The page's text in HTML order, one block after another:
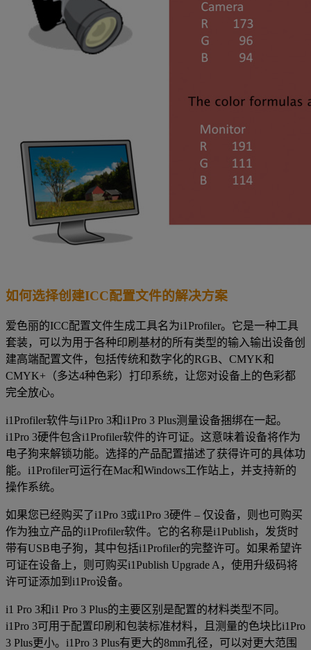
如何选择创建ICC配置文件的解决方案
爱色丽的ICC配置文件生成工具名为i1Profiler。它是一种工具
套装，可以为用于各种印刷基材的所有类型的输入输出设备创
建高端配置文件，包括传统和数字化的RGB、CMYK和
CMYK+（多达4种色彩）打印系统，让您对设备上的色彩都
完全放心。
i1Profiler软件与i1Pro 3和i1Pro 3 Plus测量设备捆绑在一起。
i1Pro 3硬件包含i1Profiler软件的许可证。这意味着设备将作为
电子狗来解锁功能。选择的产品配置描述了获得许可的具体功
能。i1Profiler可运行在Mac和Windows工作站上，并支持新的
操作系统。
如果您已经购买了i1Pro 3或i1Pro 3硬件 – 仅设备，则也可购买
作为独立产品的i1Profiler软件。它的名称是i1Publish，发货时
带有USB电子狗，其中包括i1Profiler的完整许可。如果希望许
可证在设备上，则可购买i1Publish Upgrade A，使用升级码将
许可证添加到i1Pro设备。
i1 Pro 3和i1 Pro 3 Plus的主要区别是配置的材料类型不同。
i1Pro 3可用于配置印刷和包装标准材料，且测量的色块比i1Pro
3 Plus更小。i1Pro 3 Plus有更大的8mm孔径，可以对更大范围